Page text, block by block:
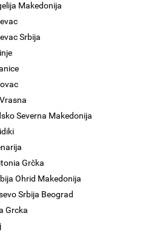
Makedonija
Srbija
Severna Makedonija
Grčka
Ohrid Makedonija
Srbija Beograd
Grcka